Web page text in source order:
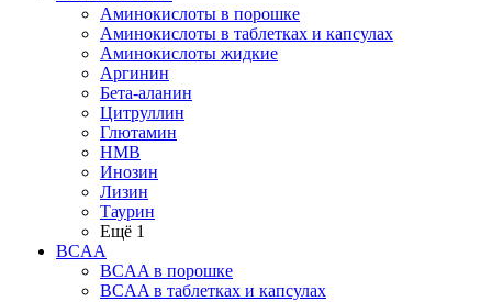
Аминокислоты в порошке
Аминокислоты в таблетках и капсулах
Аминокислоты жидкие
Аргинин
Бета-аланин
Цитруллин
Глютамин
HMB
Инозин
Лизин
Таурин
Ещё 1
BCAA
BCAA в порошке
BCAA в таблетках и капсулах